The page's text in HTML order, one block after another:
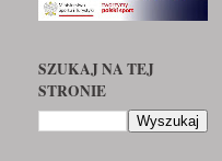
SZUKAJ NA TEJ
STRONIE